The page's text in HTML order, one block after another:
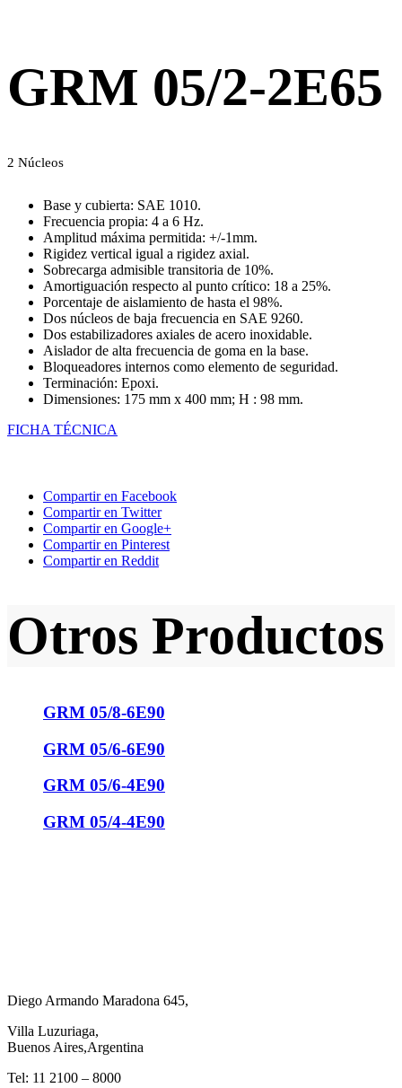
GRM 05/2-2E65
2 Núcleos
Base y cubierta: SAE 1010.
Frecuencia propia: 4 a 6 Hz.
Amplitud máxima permitida: +/-1mm.
Rigidez vertical igual a rigidez axial.
Sobrecarga admisible transitoria de 10%.
Amortiguación respecto al punto crítico: 18 a 25%.
Porcentaje de aislamiento de hasta el 98%.
Dos núcleos de baja frecuencia en SAE 9260.
Dos estabilizadores axiales de acero inoxidable.
Aislador de alta frecuencia de goma en la base.
Bloqueadores internos como elemento de seguridad.
Terminación: Epoxi.
Dimensiones: 175 mm x 400 mm; H : 98 mm.
FICHA TÉCNICA
Compartir en Facebook
Compartir en Twitter
Compartir en Google+
Compartir en Pinterest
Compartir en Reddit
Otros Productos
GRM 05/8-6E90
GRM 05/6-6E90
GRM 05/6-4E90
GRM 05/4-4E90
Diego Armando Maradona 645,
Villa Luzuriaga,
Buenos Aires,Argentina
Tel: 11 2100 – 8000